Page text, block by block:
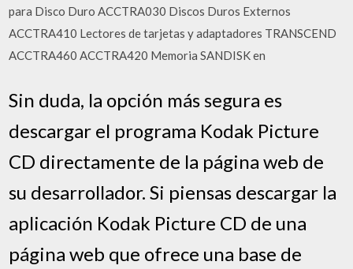
para Disco Duro ACCTRA030 Discos Duros Externos
ACCTRA410 Lectores de tarjetas y adaptadores TRANSCEND
ACCTRA460 ACCTRA420 Memoria SANDISK en
Sin duda, la opción más segura es
descargar el programa Kodak Picture
CD directamente de la página web de
su desarrollador. Si piensas descargar la
aplicación Kodak Picture CD de una
página web que ofrece una base de